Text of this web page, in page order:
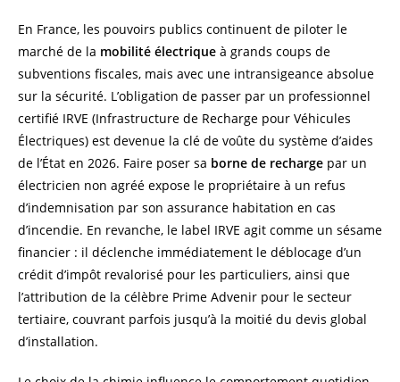
En France, les pouvoirs publics continuent de piloter le
marché de la mobilité électrique à grands coups de
subventions fiscales, mais avec une intransigeance absolue
sur la sécurité. L’obligation de passer par un professionnel
certifié IRVE (Infrastructure de Recharge pour Véhicules
Électriques) est devenue la clé de voûte du système d’aides
de l’État en 2026. Faire poser sa borne de recharge par un
électricien non agréé expose le propriétaire à un refus
d’indemnisation par son assurance habitation en cas
d’incendie. En revanche, le label IRVE agit comme un sésame
financier : il déclenche immédiatement le déblocage d’un
crédit d’impôt revalorisé pour les particuliers, ainsi que
l’attribution de la célèbre Prime Advenir pour le secteur
tertiaire, couvrant parfois jusqu’à la moitié du devis global
d’installation.